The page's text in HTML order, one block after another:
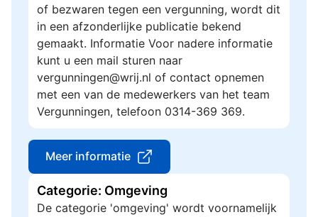
of bezwaren tegen een vergunning, wordt dit
in een afzonderlijke publicatie bekend
gemaakt. Informatie Voor nadere informatie
kunt u een mail sturen naar
vergunningen@wrij.nl of contact opnemen
met een van de medewerkers van het team
Vergunningen, telefoon 0314-369 369.
Meer informatie
Categorie: Omgeving
De categorie 'omgeving' wordt voornamelijk